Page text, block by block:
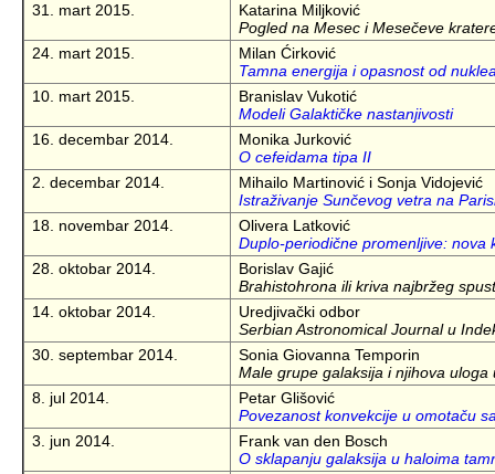
31. mart 2015.
Katarina Miljković
Pogled na Mesec i Mesečeve
24. mart 2015.
Milan Ćirković
Tamna energija i opasnost od
10. mart 2015.
Branislav Vukotić
Modeli Galaktičke nastanjivosti
16. decembar 2014.
Monika Jurković
O cefeidama tipa II
2. decembar 2014.
Mihailo Martinović i Sonja Vidojević
Istraživanje Sunčevog vetra na
18. novembar 2014.
Olivera Latković
Duplo-periodične promenljive: nova
28. oktobar 2014.
Borislav Gajić
Brahistohrona ili kriva najbržeg
14. oktobar 2014.
Uredjivački odbor
Serbian Astronomical Journal u
30. septembar 2014.
Sonia Giovanna Temporin
Male grupe galaksija i njihova uloga
8. jul 2014.
Petar Glišović
Povezanost konvekcije u omotaču
3. jun 2014.
Frank van den Bosch
O sklapanju galaksija u haloima